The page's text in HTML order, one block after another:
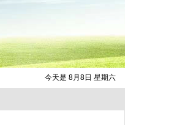
今天是 8月8日 星期六